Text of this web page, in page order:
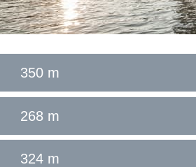
350 m
268 m
324 m